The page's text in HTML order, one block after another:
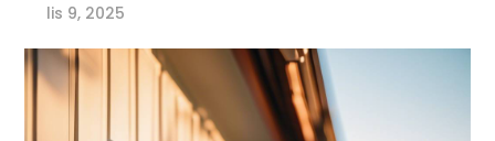
lis 9, 2025